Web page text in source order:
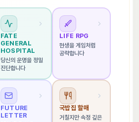
FATE
GENERAL
HOSPITAL
당신의 운명을 정밀
진단합니다
LIFE RPG
현생을 게임처럼
공략합니다
FUTURE
LETTER
국밥집 할매
거칠지만 속정 깊은